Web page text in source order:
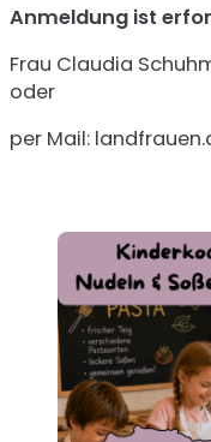
Anmeldung ist
Frau Claudia
oder
per Mail: